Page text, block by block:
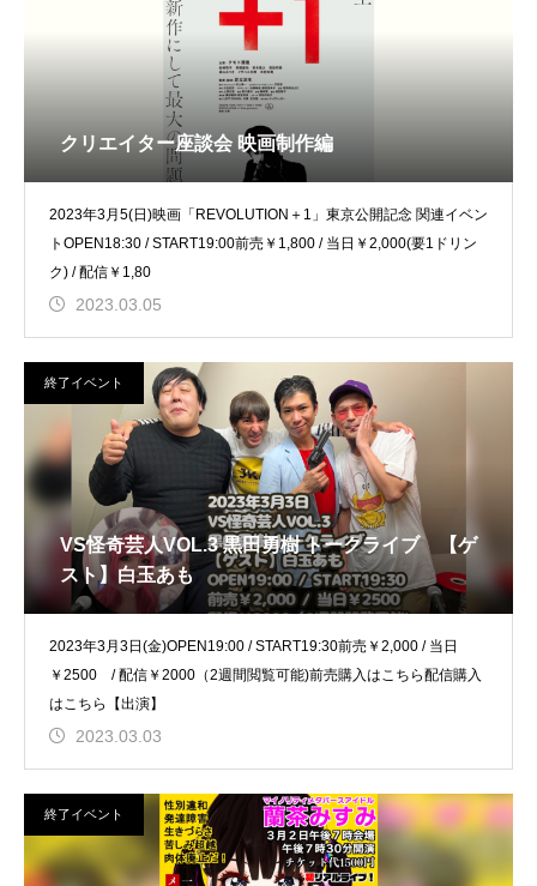
クリエイター座談会 映画制作編
2023年3月5(日)映画「REVOLUTION＋1」東京公開記念 関連イベン
トOPEN18:30 / START19:00前売￥1,800 / 当日￥2,000(要1ドリン
ク) / 配信￥1,80
2023.03.05
終了イベント
VS怪奇芸人VOL.3 黒田勇樹 トークライブ 【ゲ
スト】白玉あも
2023年3月3日(金)OPEN19:00 / START19:30前売￥2,000 / 当日
￥2500 / 配信￥2000（2週間閲覧可能)前売購入はこちら配信購入
はこちら【出演】
2023.03.03
終了イベント